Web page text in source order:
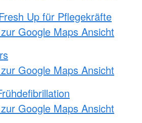
Up für Pflegekräfte
Google Maps Ansicht
Google Maps Ansicht
Google Maps Ansicht